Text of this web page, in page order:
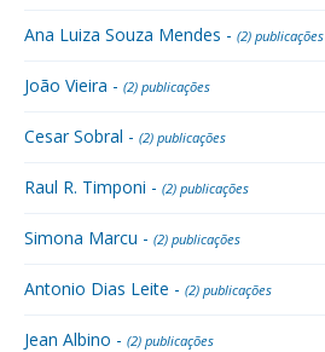
Ana Luiza Souza Mendes - (2) publicações
João Vieira - (2) publicações
Cesar Sobral - (2) publicações
Raul R. Timponi - (2) publicações
Simona Marcu - (2) publicações
Antonio Dias Leite - (2) publicações
Jean Albino - (2) publicações